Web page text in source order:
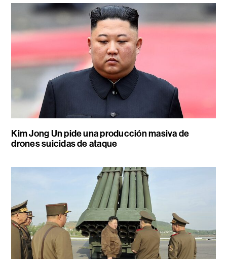
Kim Jong Un pide una producción masiva de
drones suicidas de ataque